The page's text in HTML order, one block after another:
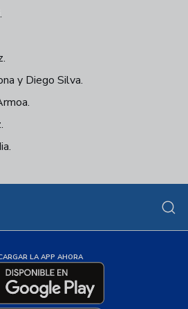
y Diego Silva.
LA APP AHORA